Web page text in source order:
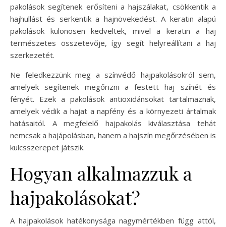
pakolások segítenek erősíteni a hajszálakat, csökkentik a
hajhullást és serkentik a hajnövekedést. A keratin alapú
pakolások különösen kedveltek, mivel a keratin a haj
természetes összetevője, így segít helyreállítani a haj
szerkezetét.
Ne feledkezzünk meg a színvédő hajpakolásokról sem,
amelyek segítenek megőrizni a festett haj színét és
fényét. Ezek a pakolások antioxidánsokat tartalmaznak,
amelyek védik a hajat a napfény és a környezeti ártalmak
hatásaitól. A megfelelő hajpakolás kiválasztása tehát
nemcsak a hajápolásban, hanem a hajszín megőrzésében is
kulcsszerepet játszik.
Hogyan alkalmazzuk a
hajpakolásokat?
A hajpakolások hatékonysága nagymértékben függ attól,